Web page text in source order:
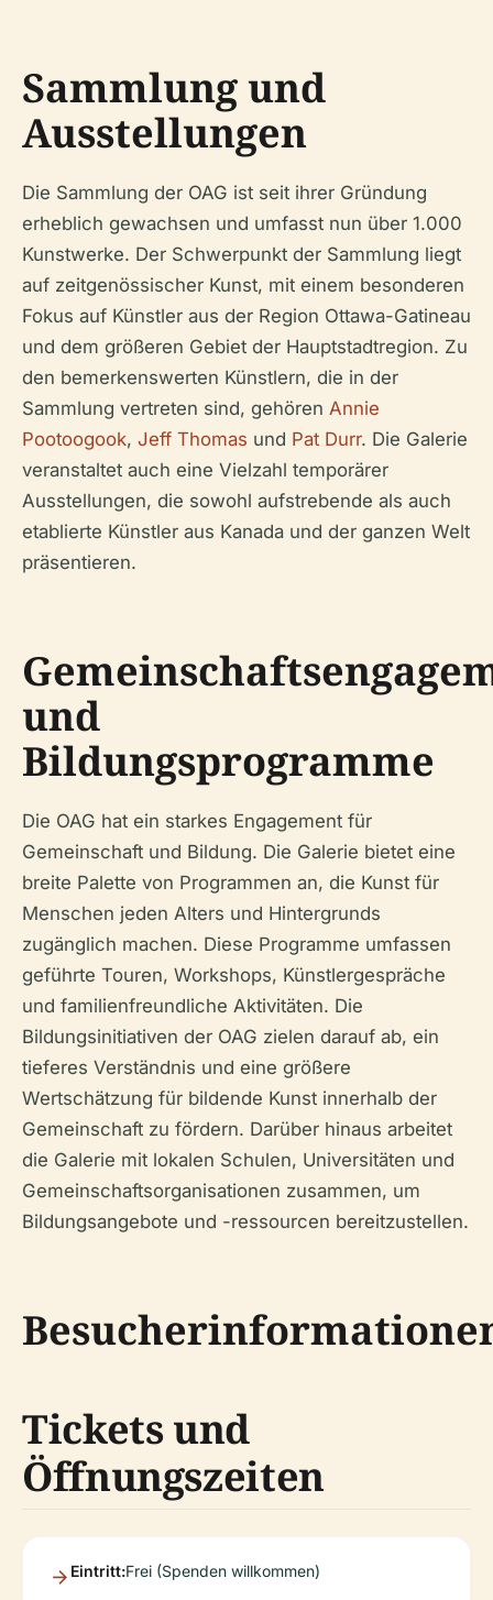
Sammlung und
Ausstellungen
Die Sammlung der OAG ist seit ihrer Gründung
erheblich gewachsen und umfasst nun über 1.000
Kunstwerke. Der Schwerpunkt der Sammlung liegt
auf zeitgenössischer Kunst, mit einem besonderen
Fokus auf Künstler aus der Region Ottawa-Gatineau
und dem größeren Gebiet der Hauptstadtregion. Zu
den bemerkenswerten Künstlern, die in der
Sammlung vertreten sind, gehören Annie
Pootoogook, Jeff Thomas und Pat Durr. Die Galerie
veranstaltet auch eine Vielzahl temporärer
Ausstellungen, die sowohl aufstrebende als auch
etablierte Künstler aus Kanada und der ganzen Welt
präsentieren.
und
Bildungsprogramme
Die OAG hat ein starkes Engagement für
Gemeinschaft und Bildung. Die Galerie bietet eine
breite Palette von Programmen an, die Kunst für
Menschen jeden Alters und Hintergrunds
zugänglich machen. Diese Programme umfassen
geführte Touren, Workshops, Künstlergespräche
und familienfreundliche Aktivitäten. Die
Bildungsinitiativen der OAG zielen darauf ab, ein
tieferes Verständnis und eine größere
Wertschätzung für bildende Kunst innerhalb der
Gemeinschaft zu fördern. Darüber hinaus arbeitet
die Galerie mit lokalen Schulen, Universitäten und
Gemeinschaftsorganisationen zusammen, um
Bildungsangebote und -ressourcen bereitzustellen.
Tickets und
Öffnungszeiten
Eintritt:Frei (Spenden willkommen)